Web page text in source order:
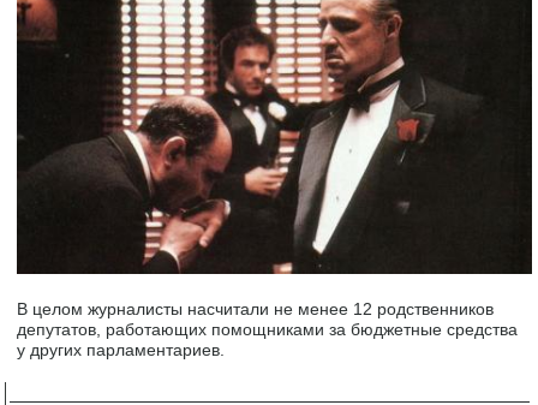
В целом журналисты насчитали не менее 12 родственников
депутатов, работающих помощниками за бюджетные средства
у других парламентариев.